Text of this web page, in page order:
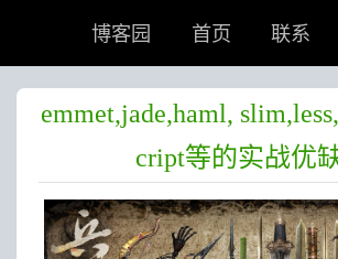
博客园 首页 联系
emmet,jade,haml,
cript等的实战优